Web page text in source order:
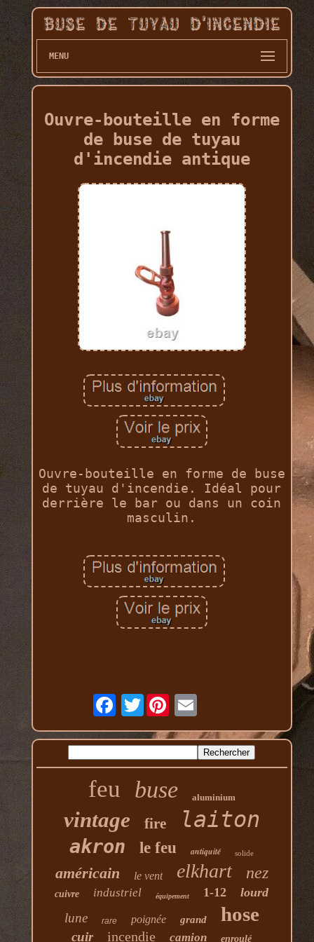
MENU
Ouvre-bouteille en forme
de buse de tuyau
d'incendie antique
Ouvre-bouteille en forme de buse
de tuyau d'incendie. Idéal pour
derrière le bar ou dans un coin
masculin.
Twitter
feu buse aluminium
vintage fire laiton
akron le feu antiquité solide
américain le vent elkhart nez
cuivre industriel équipement 1-12 lourd
lune rare poignée grand hose
cuir incendie camion enroulé